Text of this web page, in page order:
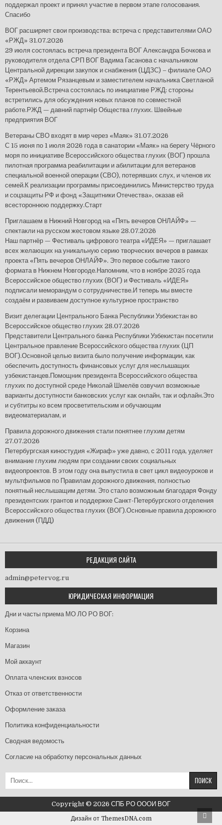
поддержал проект и принял участие в первом этапе голосования.
Спасибо
ВОГ расширяет свои производства: встреча с представителями ОАО
«РЖД» 31.07.2026
29 июля состоялась встреча президента ВОГ Александра Бочкова и
руководителя отдела СРП ВОГ Вадима Гасанова с начальником
Центральной дирекции закупок и снабжения (ЦДЗС) – филиале ОАО
«РЖД» Артемом Рязанцевым и заместителем начальника Светланой
Терентьевой.Встреча состоялась по инициативе РЖД: стороны
встретились для обсуждения новых планов по совместной
работе.РЖД — давний партнёр Общества глухих. Швейные
предприятия ВОГ
Ветераны СВО входят в мир через «Маяк» 31.07.2026
С 15 июня по 1 июля 2026 года в санатории «Маяк» на берегу Чёрного
моря по инициативе Всероссийского общества глухих (ВОГ) прошла
пилотная программа реабилитации и абилитации для ветеранов
специальной военной операции (СВО), потерявших слух, и членов их
семей.К реализации программы присоединились Министерство труда
и соцзащиты РФ и фонд «Защитники Отечества», оказав ей
всестороннюю поддержку.Старт
Приглашаем в Нижний Новгород на «Пять вечеров ОНЛАЙФ» —
спектакли на русском жестовом языке 28.07.2026
Наш партнёр — Фестиваль цифрового театра «ИДЕЯ» — приглашает
всех желающих на уникальную серию творческих вечеров в рамках
проекта «Пять вечеров ОНЛАЙФ». Это первое событие такого
формата в Нижнем Новгороде.Напомним, что в ноябре 2025 года
Всероссийское общество глухих (ВОГ) и Фестиваль «ИДЕЯ»
подписали меморандум о сотрудничестве.И теперь мы вместе
создаём и развиваем доступное культурное пространство
Визит делегации Центрального Банка Республики Узбекистан во
Всероссийское общество глухих 28.07.2026
Представители Центрального банка Республики Узбекистан посетили
Центральное правление Всероссийского общества глухих (ЦП
ВОГ).Основной целью визита было получение информации, как
обеспечить доступность финансовых услуг для неслышащих
узбекистанцев.Помощник президента Всероссийского общества
глухих по доступной среде Николай Шмелёв озвучил возможные
варианты доступности банковских услуг как онлайн, так и офлайн.Это
и субтитры ко всем просветительским и обучающим
видеоматериалам, и
Правила дорожного движения стали понятнее глухим детям
27.07.2026
Петербургская киностудия «Жираф» уже давно, с 2011 года, уделяет
внимание глухим людям при создании своих социальных
видеопроектов. В этом году она выпустила в свет цикл видеоуроков и
мультфильмов по Правилам дорожного движения, полностью
понятный неслышащим детям. Это стало возможным благодаря Фонду
президентских грантов и поддержке Санкт-Петербургского отделения
Всероссийского общества глухих (ВОГ).Основные правила дорожного
движения (ПДД)
РЕДАКЦИЯ САЙТА
admin@petervog.ru
ЮРИДИЧЕСКАЯ ИНФОРМАЦИЯ
Дни и часты приема МО ЛО РО ВОГ:
Корзина
Магазин
Мой аккаунт
Оплата членских взносов
Отказ от ответственности
Оформление заказа
Политика конфиденциальности
Сводная ведомость
Согласие на обработку персональных данных
Copyright © 2026 СПБ РО ОООИ ВОГ
Дизайн от ThemesDNA.com